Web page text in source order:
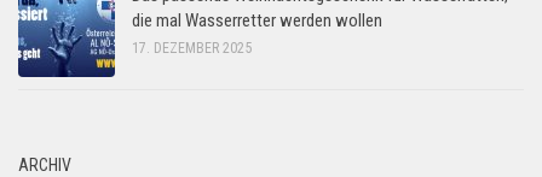
die mal Wasserretter werden wollen
17. DEZEMBER 2025
ARCHIV